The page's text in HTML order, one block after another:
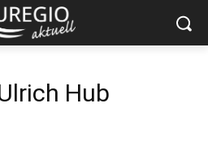
Hub